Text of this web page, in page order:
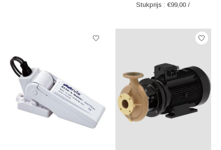
Stukprijs : €99,00 /